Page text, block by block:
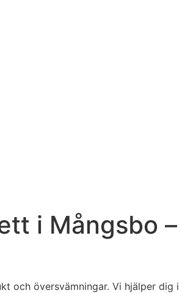
i Mångsbo
översvämningar. Vi hjälper dig